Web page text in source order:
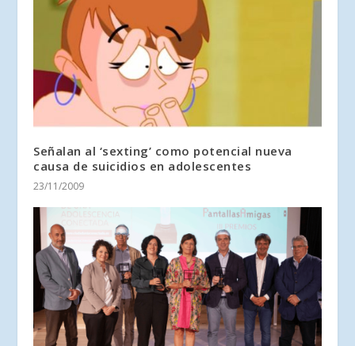
Señalan al ‘sexting’ como potencial nueva
causa de suicidios en adolescentes
23/11/2009